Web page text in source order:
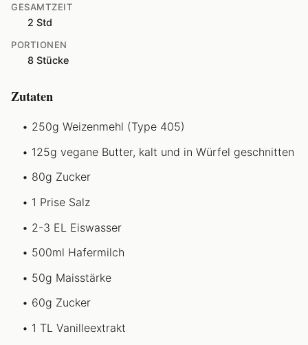
GESAMTZEIT
2 Std
PORTIONEN
8 Stücke
Zutaten
250g Weizenmehl (Type 405)
125g vegane Butter, kalt und in Würfel geschnitten
80g Zucker
1 Prise Salz
2-3 EL Eiswasser
500ml Hafermilch
50g Maisstärke
60g Zucker
1 TL Vanilleextrakt